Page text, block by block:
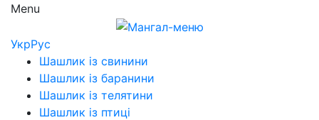
Menu
УкрРус
Шашлик із свинини
Шашлик із баранини
Шашлик із телятини
Шашлик із птиці